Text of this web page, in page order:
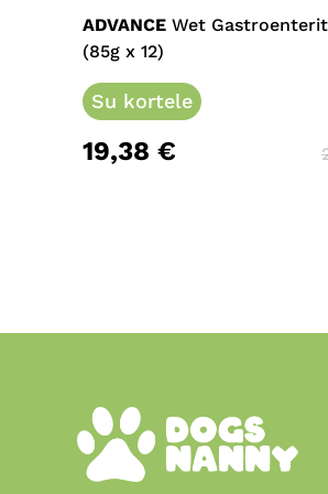
ADVANCE Wet
(85g x 12)
Su kortele
19,38 €